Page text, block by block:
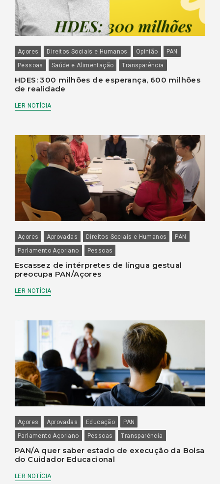
Açores Direitos Sociais e Humanos Opinião
PAN
Pessoas
Saúde e Alimentação Transparência
HDES: 300 milhões de esperança, 600 milhões
de realidade
LER NOTÍCIA
Açores Aprovadas Direitos Sociais e Humanos
PAN
Parlamento Açoriano
Pessoas
Escassez de intérpretes de língua gestual
preocupa PAN/Açores
LER NOTÍCIA
Açores Aprovadas Educação
PAN
Parlamento Açoriano
Pessoas Transparência
PAN/A quer saber estado de execução da Bolsa
do Cuidador Educacional
LER NOTÍCIA